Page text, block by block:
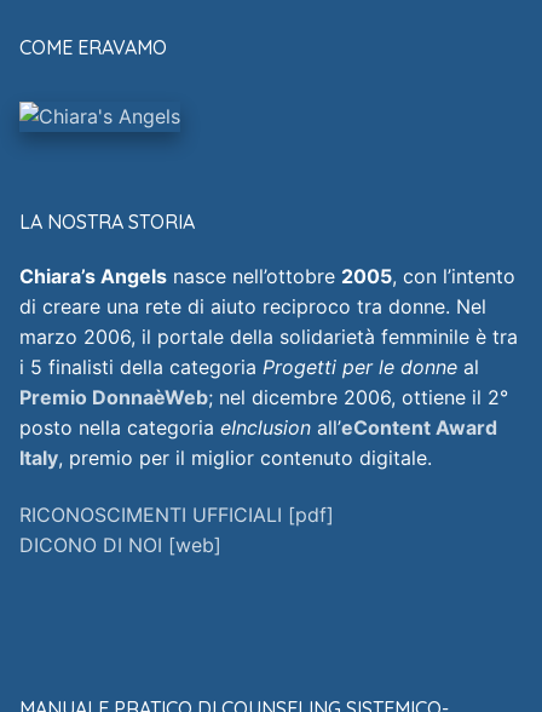
COME ERAVAMO
LA NOSTRA STORIA
Chiara’s Angels nasce nell’ottobre 2005, con l’intento
di creare una rete di aiuto reciproco tra donne. Nel
marzo 2006, il portale della solidarietà femminile è tra
i 5 finalisti della categoria Progetti per le donne al
Premio DonnaèWeb; nel dicembre 2006, ottiene il 2°
posto nella categoria eInclusion all’eContent Award
Italy, premio per il miglior contenuto digitale.
RICONOSCIMENTI UFFICIALI [pdf]
DICONO DI NOI [web]